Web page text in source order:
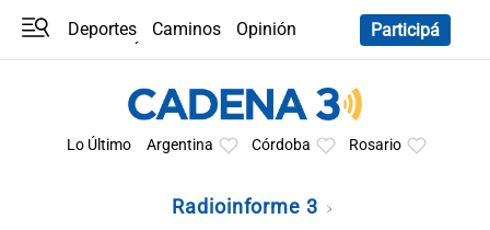
Deportes Caminos
Opinión
Participá
Lo Último Argentina Córdoba Rosario
Radioinforme 3